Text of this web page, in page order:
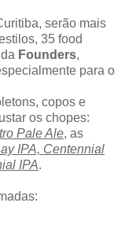
serão mais
35 food
Founders,
para o
copos e
os chopes:
Pale Ale, as
IPA, Centennial
IPA.